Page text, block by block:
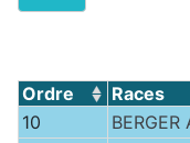
Ordre Races
10
BERGER